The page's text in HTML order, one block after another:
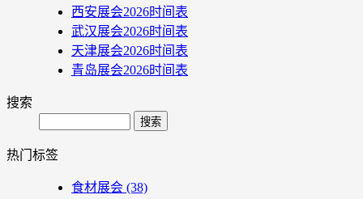
西安展会2026时间表
武汉展会2026时间表
天津展会2026时间表
青岛展会2026时间表
搜索
Search
热门标签
食材展会 (38)